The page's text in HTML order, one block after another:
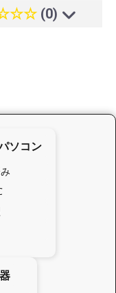
(0)
ソコン